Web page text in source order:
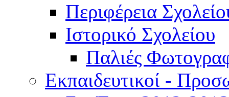
Περιφέρεια
Ιστορικό Σχολείου
Παλιές
Εκπαιδευτικοί -